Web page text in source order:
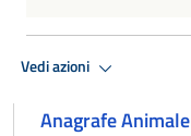
Vedi azioni
Anagrafe Animale